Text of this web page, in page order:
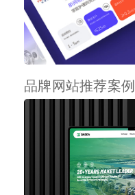
品牌网站推荐案例